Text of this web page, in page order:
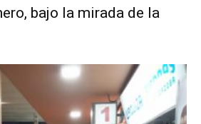
bajo la mirada de la